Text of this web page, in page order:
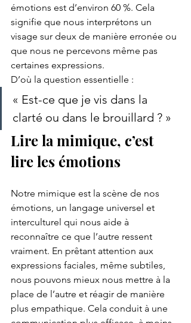
émotions est d’environ 60 %. Cela
signifie que nous interprétons un
visage sur deux de manière erronée ou
que nous ne percevons même pas
certaines expressions.
D’où la question essentielle :
« Est-ce que je vis dans la
clarté ou dans le brouillard ? »
Lire la mimique, c’est
lire les émotions
Notre mimique est la scène de nos
émotions, un langage universel et
interculturel qui nous aide à
reconnaître ce que l’autre ressent
vraiment. En prêtant attention aux
expressions faciales, même subtiles,
nous pouvons mieux nous mettre à la
place de l’autre et réagir de manière
plus empathique. Cela conduit à une